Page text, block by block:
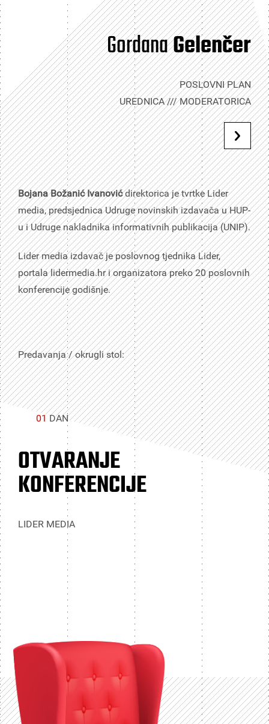
GordanaGelenčer
POSLOVNI PLAN
UREDNICA /// MODERATORICA
Bojana Božanić Ivanovićdirektorica je tvrtke Lider
media, predsjednica Udruge novinskih izdavača u HUP-
u i Udruge nakladnika informativnih publikacija (UNIP).
Lider media izdavač je poslovnog tjednika Lider,
portala lidermedia.hr i organizatora preko 20 poslovnih
konferencije godišnje.
Predavanja / okrugli stol:
01 DAN
OTVARANJE
KONFERENCIJE
LIDER MEDIA